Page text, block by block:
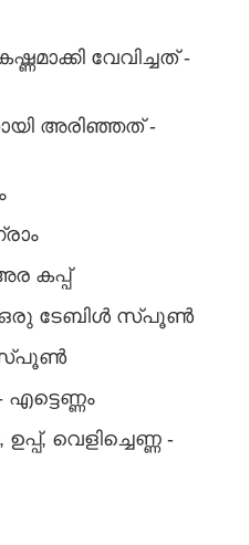
വേവിച്ചത് -
അരിഞ്ഞത് -
കപ്പ്
- ഒരു ടേബിള്‍ സ്പൂണ്‍
വെളിച്ചെണ്ണ -